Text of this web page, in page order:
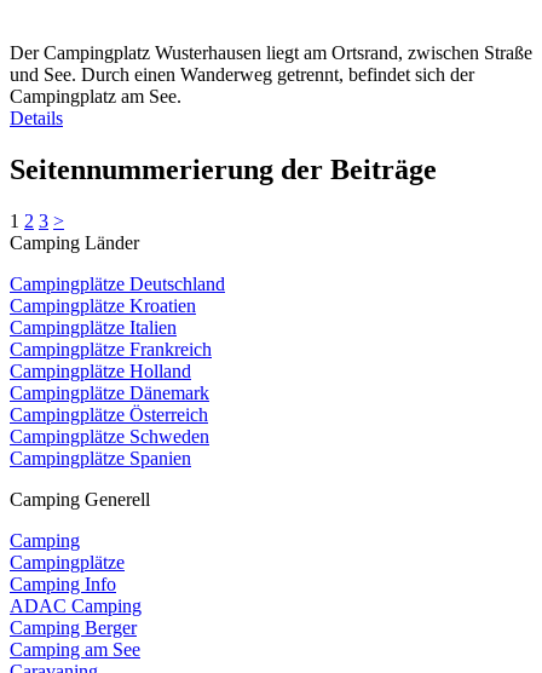
Der Campingplatz Wusterhausen liegt am Ortsrand, zwischen Straße
und See. Durch einen Wanderweg getrennt, befindet sich der
Campingplatz am See.
Details
Seitennummerierung der Beiträge
1 2 3 >
Camping Länder
Campingplätze Deutschland
Campingplätze Kroatien
Campingplätze Italien
Campingplätze Frankreich
Campingplätze Holland
Campingplätze Dänemark
Campingplätze Österreich
Campingplätze Schweden
Campingplätze Spanien
Camping Generell
Camping
Campingplätze
Camping Info
ADAC Camping
Camping Berger
Camping am See